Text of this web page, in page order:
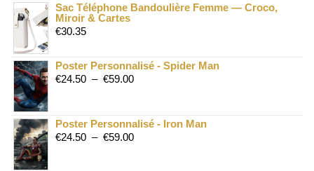
Sac Téléphone Bandoulière Femme — Croco,
Miroir & Cartes
€30.35
Poster Personnalisé - Spider Man
€24.50 – €59.00
Poster Personnalisé - Iron Man
€24.50 – €59.00